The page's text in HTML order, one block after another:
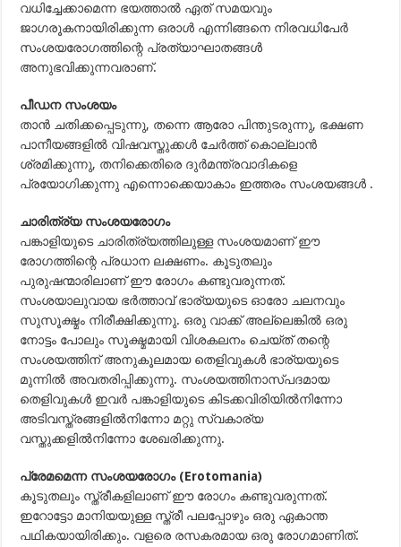
വധിച്ചേക്കാമെന്ന ഭയത്താല്‍ ഏത് സമയവും
ജാഗരൂകനായിരിക്കുന്ന ഒരാള്‍ എന്നിങ്ങനെ നിരവധിപേര്‍
സംശയരോഗത്തിന്റെ പ്രത്യാഘാതങ്ങള്‍
അനുഭവിക്കുന്നവരാണ്.
പീഡന സംശയം
താന്‍ ചതിക്കപ്പെടുന്നു, തന്നെ ആരോ പിന്തുടരുന്നു, ഭക്ഷണ
പാനീയങ്ങളില്‍ വിഷവസ്തുക്കള്‍ ചേര്‍ത്ത് കൊല്ലാന്‍
ശ്രമിക്കുന്നു, തനിക്കെതിരെ ദുര്‍മന്ത്രവാദികളെ
പ്രയോഗിക്കുന്നു എന്നൊക്കെയാകാം ഇത്തരം സംശയങ്ങള്‍ .
ചാരിത്ര്യ സംശയരോഗം
പങ്കാളിയുടെ ചാരിത്ര്യത്തിലുള്ള സംശയമാണ് ഈ
രോഗത്തിന്റെ പ്രധാന ലക്ഷണം. കൂടുതലും
പുരുഷന്മാരിലാണ് ഈ രോഗം കണ്ടുവരുന്നത്.
സംശയാലുവായ ഭര്‍ത്താവ് ഭാര്യയുടെ ഓരോ ചലനവും
സുസൂക്ഷ്മം നിരീക്ഷിക്കുന്നു. ഒരു വാക്ക് അല്ലെങ്കില്‍ ഒരു
നോട്ടം പോലും സൂക്ഷ്മമായി വിശകലനം ചെയ്ത് തന്റെ
സംശയത്തിന് അനുകൂലമായ തെളിവുകള്‍ ഭാര്യയുടെ
മുന്നില്‍ അവതരിപ്പിക്കുന്നു. സംശയത്തിനാസ്പദമായ
തെളിവുകള്‍ ഇവര്‍ പങ്കാളിയുടെ കിടക്കവിരിയില്‍നിന്നോ
അടിവസ്ത്രങ്ങളില്‍നിന്നോ മറ്റു സ്വകാര്യ
വസ്തുക്കളില്‍നിന്നോ ശേഖരിക്കുന്നു.
പ്രേമമെന്ന സംശയരോഗം (Erotomania)
കൂടുതലും സ്ത്രീകളിലാണ് ഈ രോഗം കണ്ടുവരുന്നത്.
ഇറോട്ടോ മാനിയയുള്ള സ്ത്രീ പലപ്പോഴും ഒരു ഏകാന്ത
പഥികയായിരിക്കും. വളരെ രസകരമായ ഒരു രോഗമാണിത്.